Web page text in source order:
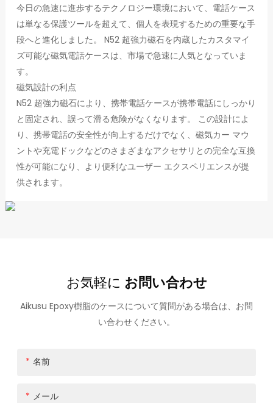
今日の急速に進歩するテクノロジー環境において、電話ケース
は単なる保護ツールを超えて、個人を表現するための重要な手
段へと進化しました。 N52 超強力磁石を内蔵したカスタマイ
ズ可能な磁気電話ケースは、市場で急速に人気となっていま
す。
磁気設計の利点
N52 超強力磁石により、携帯電話ケースが携帯電話にしっかり
と固定され、誤って滑る危険がなくなります。 この設計によ
り、携帯電話の安全性が向上するだけでなく、磁気カー マウ
ントや充電ドックなどのさまざまなアクセサリとの完全な互換
性が可能になり、より便利なユーザー エクスペリエンスが提
供されます。
お気軽に お問い合わせ
Aikusu Epoxy樹脂のケースについて質問がある場合は、お問
い合わせください。
名前
メール